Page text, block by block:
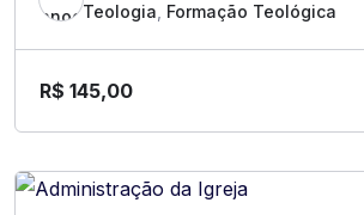
Teologia, Formação Teológica
R$ 145,00